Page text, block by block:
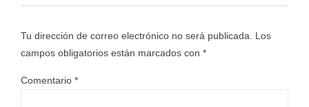
Tu dirección de correo electrónico no será publicada.
Los
campos obligatorios están marcados con *
Comentario *